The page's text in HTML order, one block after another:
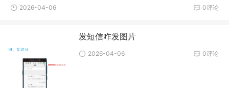
0评论
2026-04-06
发短信咋发图片
0评论
2026-04-06